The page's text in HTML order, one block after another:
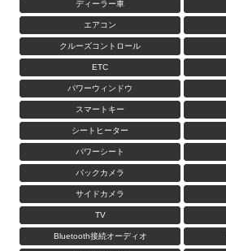
ディーラー車
エアコン
クルーズコントロール
ETC
パワーウィンドウ
スマートキー
シートヒーター
パワーシート
バックカメラ
サイドカメラ
TV
Bluetooth接続オーディオ